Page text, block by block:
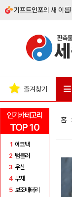
기프트인포의 새 이름!
인기카테고리
TOP 10
1 에코백
2 텀블러
3 우산
4 부채
5 보조배터리
즐겨찾기
홈